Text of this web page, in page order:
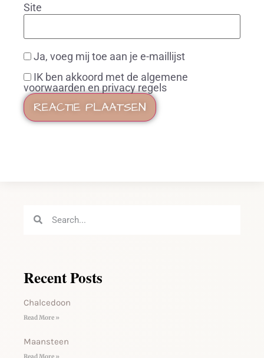
Site
Ja, voeg mij toe aan je e-maillijst
IK ben akkoord met de algemene
voorwaarden en privacy regels
Recent Posts
Chalcedoon
Read More »
Maansteen
Read More »